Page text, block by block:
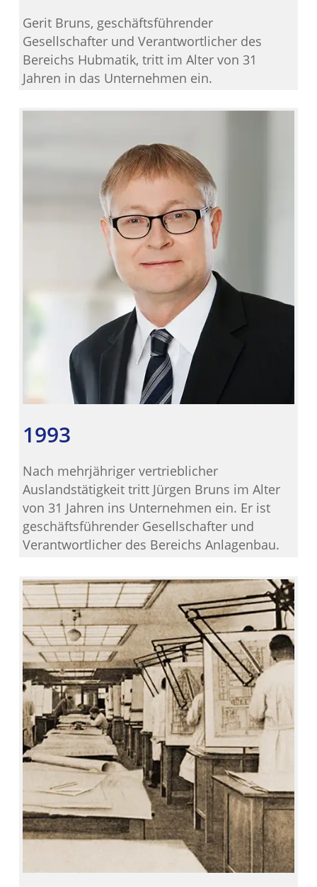
Gerit Bruns, geschäftsführender
Gesellschafter und Verantwortlicher des
Bereichs Hubmatik, tritt im Alter von 31
Jahren in das Unternehmen ein.
1993
Nach mehrjähriger vertrieblicher
Auslandstätigkeit tritt Jürgen Bruns im Alter
von 31 Jahren ins Unternehmen ein. Er ist
geschäftsführender Gesellschafter und
Verantwortlicher des Bereichs Anlagenbau.